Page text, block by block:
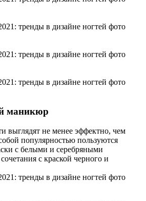
маникюр
выглядят не менее эффектно, чем
популярностью пользуются
с белыми и серебряными
с краской черного и